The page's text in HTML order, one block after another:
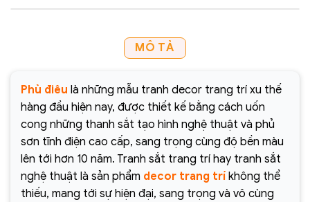
MÔ TẢ
Phù điêu là những mẫu tranh decor trang trí xu thế
hàng đầu hiện nay, được thiết kế bằng cách uốn
cong những thanh sắt tạo hình nghệ thuật và phủ
sơn tĩnh điện cao cấp, sang trọng cùng độ bền màu
lên tới hơn 10 năm. Tranh sắt trang trí hay tranh sắt
nghệ thuật là sản phẩm decor trang trí không thể
thiếu, mang tới sự hiện đại, sang trọng và vô cùng